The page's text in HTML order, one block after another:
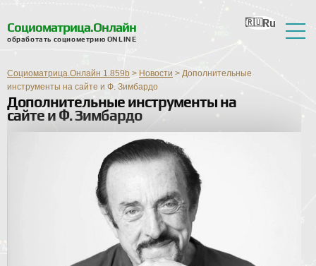
Социоматрица.Онлайн
обработать социометрию ONLINE
Отзывы
Справка
Контактная информация
Ru
En
Ua
Ro
Nl
Социоматрица.Онлайн 1.859b > Новости > Дополнительные
инструменты на сайте и Ф. Зимбардо
Дополнительные инструменты на
сайте и Ф. Зимбардо